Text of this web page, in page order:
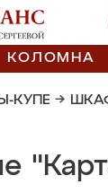
КОЛОМНА
КУПЕ →